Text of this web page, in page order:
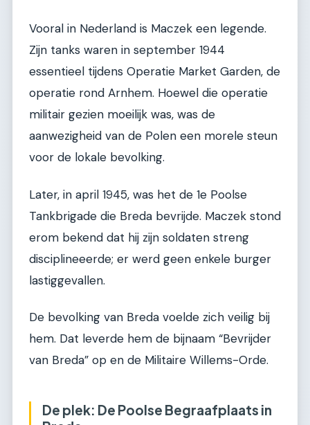
Vooral in Nederland is Maczek een legende.
Zijn tanks waren in september 1944
essentieel tijdens Operatie Market Garden, de
operatie rond Arnhem. Hoewel die operatie
militair gezien moeilijk was, was de
aanwezigheid van de Polen een morele steun
voor de lokale bevolking.
Later, in april 1945, was het de 1e Poolse
Tankbrigade die Breda bevrijde. Maczek stond
erom bekend dat hij zijn soldaten streng
disciplineeerde; er werd geen enkele burger
lastiggevallen.
De bevolking van Breda voelde zich veilig bij
hem. Dat leverde hem de bijnaam “Bevrijder
van Breda” op en de Militaire Willems-Orde.
De plek: De Poolse Begraafplaats in